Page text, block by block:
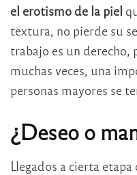
el erotismo de la piel
textura, no pierde su
trabajo es un derecho,
muchas veces, una
personas mayores se
¿Deseo o
Llegados a cierta